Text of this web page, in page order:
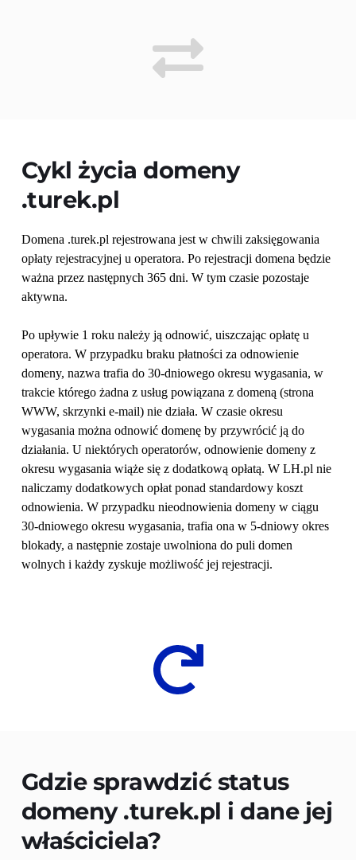
Cykl życia domeny
.turek.pl
Domena .turek.pl rejestrowana jest w chwili zaksięgowania
opłaty rejestracyjnej u operatora. Po rejestracji domena będzie
ważna przez następnych 365 dni. W tym czasie pozostaje
aktywna.
Po upływie 1 roku należy ją odnowić, uiszczając opłatę u
operatora. W przypadku braku płatności za odnowienie
domeny, nazwa trafia do 30-dniowego okresu wygasania, w
trakcie którego żadna z usług powiązana z domeną (strona
WWW, skrzynki e-mail) nie działa. W czasie okresu
wygasania można odnowić domenę by przywrócić ją do
działania. U niektórych operatorów, odnowienie domeny z
okresu wygasania wiąże się z dodatkową opłatą. W LH.pl nie
naliczamy dodatkowych opłat ponad standardowy koszt
odnowienia. W przypadku nieodnowienia domeny w ciągu
30-dniowego okresu wygasania, trafia ona w 5-dniowy okres
blokady, a następnie zostaje uwolniona do puli domen
wolnych i każdy zyskuje możliwość jej rejestracji.
Gdzie sprawdzić status
domeny .turek.pl i dane jej
właściciela?